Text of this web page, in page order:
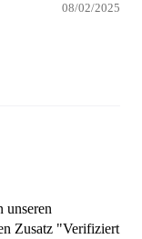
08/02/2025
unseren
Zusatz "Verifiziert